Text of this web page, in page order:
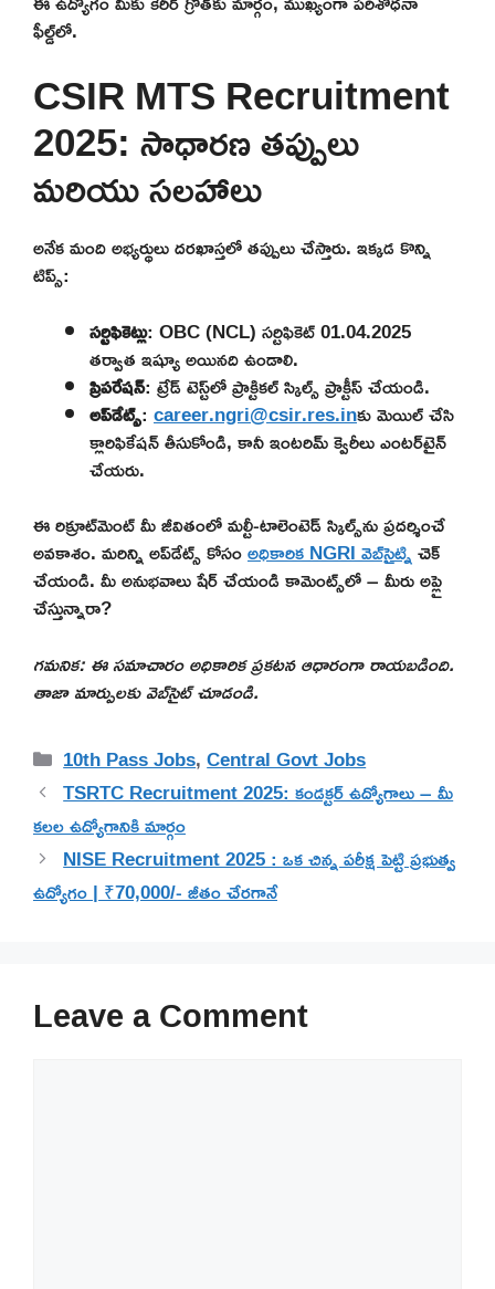
ఫీల్డ్‌లో.
CSIR MTS Recruitment
2025: సాధారణ తప్పులు
మరియు సలహాలు
అనేక మంది అభ్యర్థులు దరఖాస్తలో తప్పులు చేస్తారు. ఇక్కడ కొన్ని
టిప్స్:
సర్టిఫికెట్లు: OBC (NCL) సర్టిఫికెట్ 01.04.2025
తర్వాత ఇష్యూ అయినది ఉండాలి.
ప్రిపరేషన్: ట్రేడ్ టెస్ట్‌లో ప్రాక్టికల్ స్కిల్స్ ప్రాక్టీస్ చేయండి.
అప్‌డేట్స్: career.ngri@csir.res.inకు మెయిల్ చేసి
క్లారిఫికేషన్ తీసుకోండి, కానీ ఇంటరిమ్ క్వెరీలు ఎంటర్‌టైన్
చేయరు.
ఈ రిక్రూట్‌మెంట్ మీ జీవితంలో మల్టీ-టాలెంటెడ్ స్కిల్స్‌ను ప్రదర్శించే
అవకాశం. మరిన్ని అప్‌డేట్స్ కోసంఅధికారిక NGRI వెబ్‌సైట్ని చెక్
చేయండి. మీ అనుభవాలు షేర్ చేయండి కామెంట్స్‌లో – మీరు అప్లై
చేస్తున్నారా?
గమనిక: ఈ సమాచారం అధికారిక ప్రకటన ఆధారంగా రాయబడింది.
తాజా మార్పులకు వెబ్‌సైట్ చూడండి.
Categories
10th Pass Jobs,Central Govt Jobs
TSRTC Recruitment 2025: కండక్టర్ ఉద్యోగాలు – మీ
కలల ఉద్యోగానికి మార్గం
NISE Recruitment 2025 : ఒక చిన్న పరీక్ష పెట్టి ప్రభుత్వ
ఉద్యోగం | ₹70,000/- జీతం చేరగానే
Leave a Comment